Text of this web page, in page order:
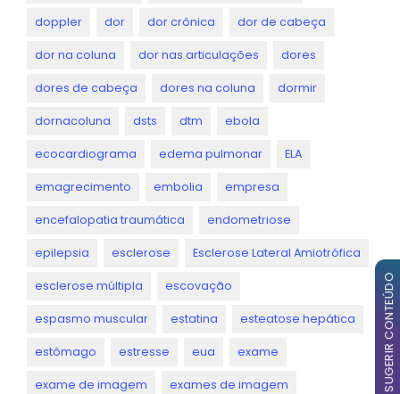
doppler dor dor crônica dor de cabeça
dor na coluna dor nas articulações dores
dores de cabeça dores na coluna dormir
dornacoluna dsts dtm ebola
ecocardiograma edema pulmonar ELA
emagrecimento embolia empresa
encefalopatia traumática endometriose
epilepsia esclerose Esclerose Lateral Amiotrófica
esclerose múltipla escovação
espasmo muscular estatina esteatose hepática
estômago estresse eua exame
exame de imagem exames de imagem SUGERIR CONTEÚDO